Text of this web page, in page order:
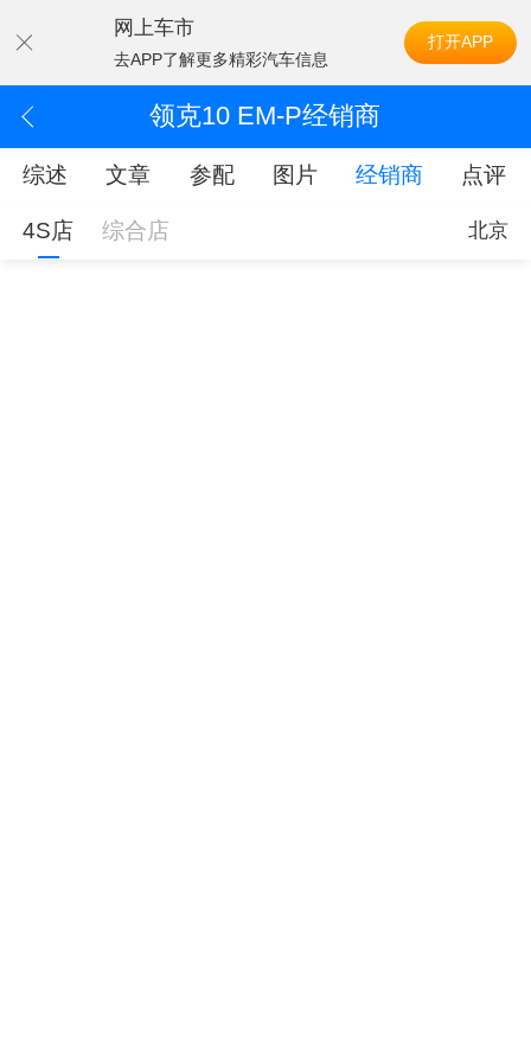
网上车市
去APP了解更多精彩汽车信息
打开APP
领克10 EM-P经销商
综述 文章 参配 图片 经销商 点评
4S店 综合店 北京